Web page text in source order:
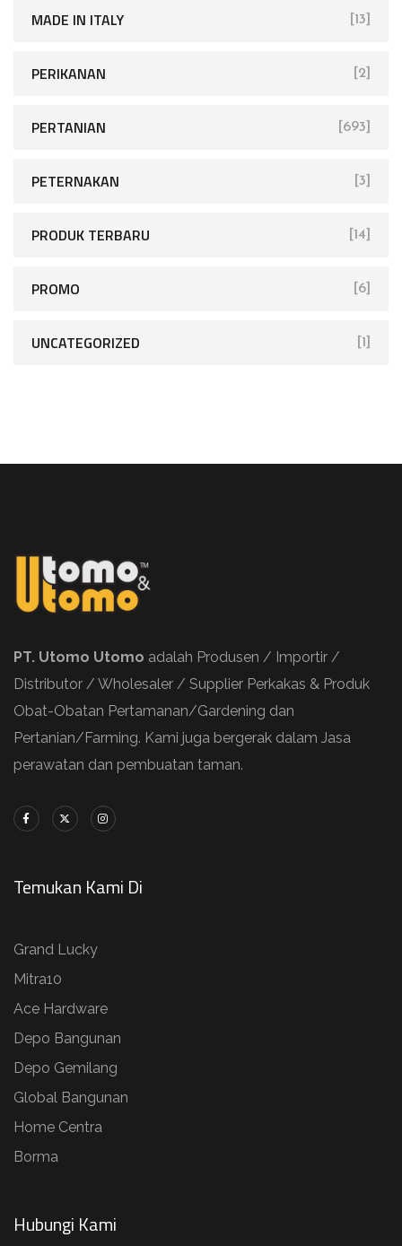
MADE IN ITALY [13]
PERIKANAN [2]
PERTANIAN [693]
PETERNAKAN [3]
PRODUK TERBARU [14]
PROMO [6]
UNCATEGORIZED [1]
PT. Utomo Utomo adalah Produsen / Importir /
Distributor / Wholesaler / Supplier Perkakas & Produk
Obat-Obatan Pertamanan/Gardening dan
Pertanian/Farming. Kami juga bergerak dalam Jasa
perawatan dan pembuatan taman.
Temukan Kami Di
Grand Lucky
Mitra10
Ace Hardware
Depo Bangunan
Depo Gemilang
Global Bangunan
Home Centra
Borma
Hubungi Kami​